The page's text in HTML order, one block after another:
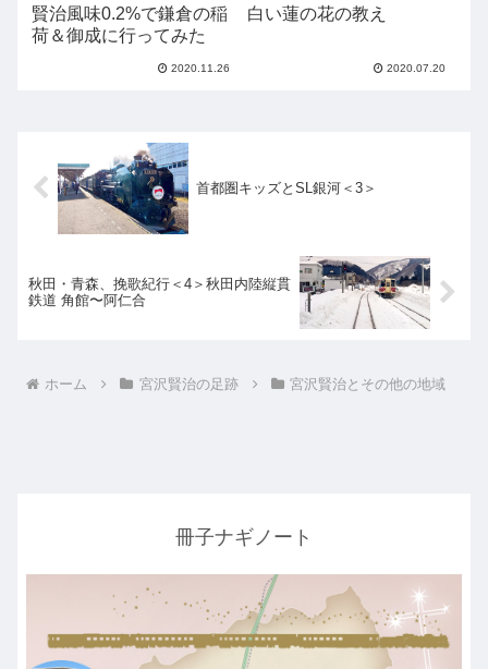
賢治風味0.2%で鎌倉の稲
荷＆御成に行ってみた
2020.11.26
白い蓮の花の教え
2020.07.20
首都圏キッズとSL銀河＜3＞
秋田・青森、挽歌紀行＜4＞秋田内陸縦貫
鉄道 角館〜阿仁合
ホーム 宮沢賢治の足跡 宮沢賢治とその他の地域
冊子ナギノート